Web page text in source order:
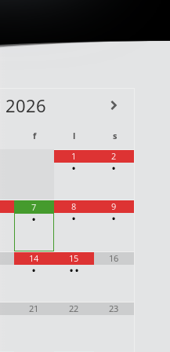
2026
f l
s
1
•
2
•
7
•
8
•
9
•
14
•
15
• •
16
21 22 23